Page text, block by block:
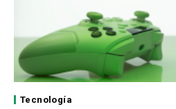
Tecnología